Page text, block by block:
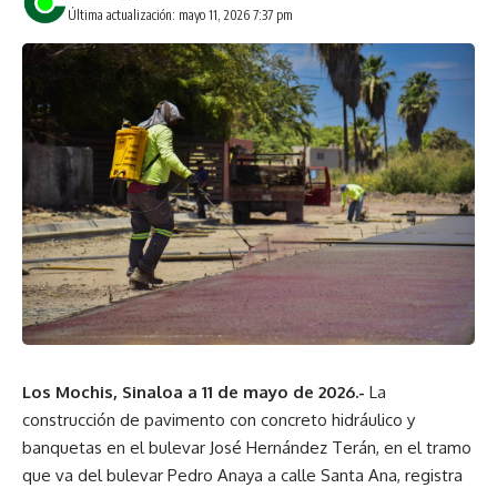
Última actualización: mayo 11, 2026 7:37 pm
Los Mochis, Sinaloa a 11 de mayo de 2026.- La
construcción de pavimento con concreto hidráulico y
banquetas en el bulevar José Hernández Terán, en el tramo
que va del bulevar Pedro Anaya a calle Santa Ana, registra